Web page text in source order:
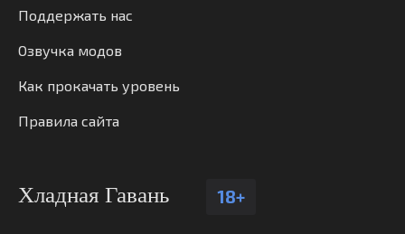
Поддержать нас
Озвучка модов
Как прокачать уровень
Правила сайта
Хладная Гавань 18+